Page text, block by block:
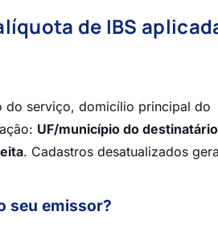
de IBS
do serviço, domicílio principal do
UF/município do destinatário
. Cadastros desatualizados
seu emissor?